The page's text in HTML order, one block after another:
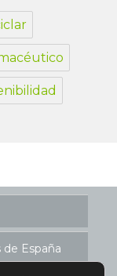
España